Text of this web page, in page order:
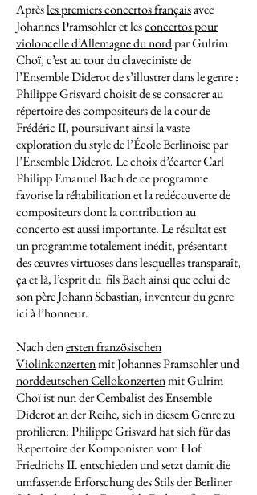
Aprèsles premiers concertos françaisavec
Johannes Pramsohler et lesconcertos pour
violoncelle d’Allemagne du nordpar Gulrim
Choï, c’est au tour du claveciniste de
l’Ensemble Diderot de s’illustrer dans le genre :
Philippe Grisvard choisit de se consacrer au
répertoire des compositeurs de la cour de
Frédéric II, poursuivant ainsi la vaste
exploration du style de l’École Berlinoise par
l’Ensemble Diderot. Le choix d’écarter Carl
Philipp Emanuel Bach de ce programme
favorise la réhabilitation et la redécouverte de
compositeurs dont la contribution au
concerto est aussi importante. Le résultat est
un programme totalement inédit, présentant
des œuvres virtuoses dans lesquelles transparaît,
ça et là, l’esprit du fils Bach ainsi que celui de
son père Johann Sebastian, inventeur du genre
ici à l’honneur.
Nach denersten französischen
Violinkonzertenmit Johannes Pramsohler und
norddeutschen Cellokonzertenmit Gulrim
Choï ist nun der Cembalist des Ensemble
Diderot an der Reihe, sich in diesem Genre zu
profilieren: Philippe Grisvard hat sich für das
Repertoire der Komponisten vom Hof
Friedrichs II. entschieden und setzt damit die
umfassende Erforschung des Stils der Berliner